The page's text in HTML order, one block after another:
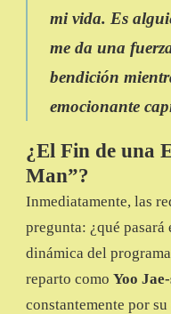
mi vida. Es
me da una
bendición
emocionante
¿El Fin de una
Man”?
Inmediatamente, las
pregunta: ¿qué pasará
dinámica del
reparto como Yoo
constantemente por